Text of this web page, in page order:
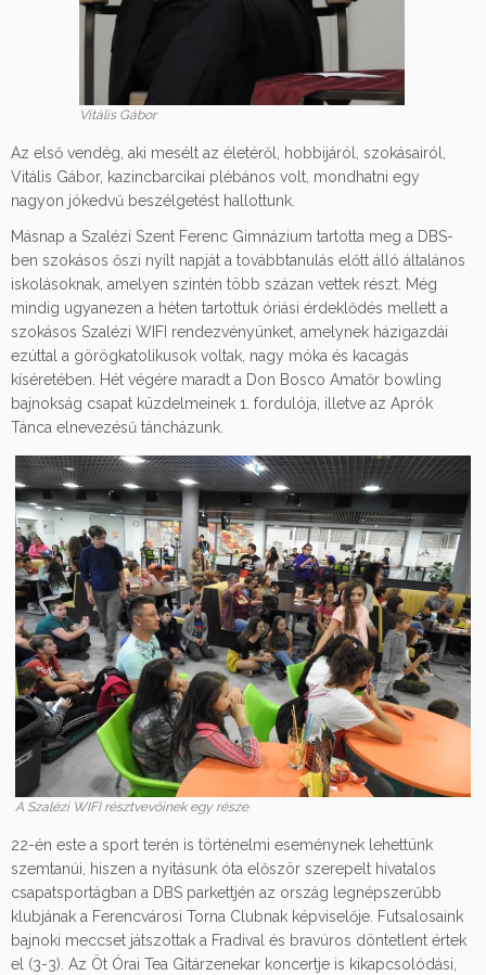
Vitális Gábor
Az első vendég, aki mesélt az életéről, hobbijáról, szokásairól,
Vitális Gábor, kazincbarcikai plébános volt, mondhatni egy
nagyon jókedvű beszélgetést hallottunk.
Másnap a Szalézi Szent Ferenc Gimnázium tartotta meg a DBS-
ben szokásos őszi nyílt napját a továbbtanulás előtt álló általános
iskolásoknak, amelyen szintén több százan vettek részt. Még
mindig ugyanezen a héten tartottuk óriási érdeklődés mellett a
szokásos Szalézi WIFI rendezvényünket, amelynek házigazdái
ezúttal a görögkatolikusok voltak, nagy móka és kacagás
kíséretében. Hét végére maradt a Don Bosco Amatőr bowling
bajnokság csapat küzdelmeinek 1. fordulója, illetve az Aprók
Tánca elnevezésű táncházunk.
A Szalézi WIFI résztvevőinek egy része
22-én este a sport terén is történelmi eseménynek lehettünk
szemtanúi, hiszen a nyitásunk óta először szerepelt hivatalos
csapatsportágban a DBS parkettjén az ország legnépszerűbb
klubjának a Ferencvárosi Torna Clubnak képviselője. Futsalosaink
bajnoki meccset játszottak a Fradival és bravúros döntetlent értek
el (3-3). Az Öt Órai Tea Gitárzenekar koncertje is kikapcsolódási,